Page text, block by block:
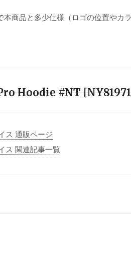
商品と多少仕様（ロゴの位置やカ
Hoodie #NT
ス 通販ページ
ス 関連記事一覧